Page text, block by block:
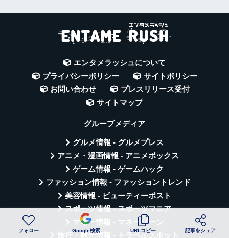
エンタメラッシュについて
プライバシーポリシー
サイトポリシー
お問い合わせ
プレスリリース受付
サイトマップ
グループメディア
グルメ情報 - グルメプレス
アニメ・漫画情報 - アニメボックス
ゲーム情報 - ゲームハック
ファッション情報 - ファッショントレンド
美容情報 - ビューティーポスト
スポーツ情報 - スポーツマニア
マネー情報 - マネーゾーン
旅行・観光情報 - トラベルスポット
フォロー Google検索 URLコピー 記事をシェア